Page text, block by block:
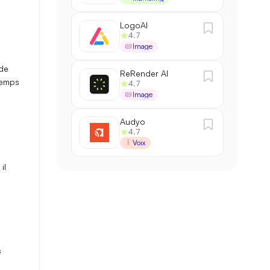
il
LogoAI
4.7
Image
ReRender AI
4.7
Image
Audyo
4.7
Voix